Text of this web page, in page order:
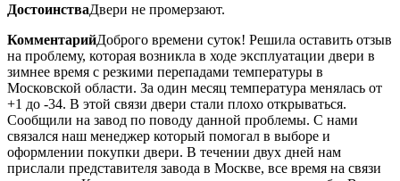
ДостоинстваДвери не промерзают.
КомментарийДоброго времени суток! Решила оставить отзыв
на проблему, которая возникла в ходе эксплуатации двери в
зимнее время с резкими перепадами температуры в
Московской области. За один месяц температура менялась от
+1 до -34. В этой связи двери стали плохо открываться.
Сообщили на завод по поводу данной проблемы. С нами
связался наш менеджер который помогал в выборе и
оформлении покупки двери. В течении двух дней нам
прислали представителя завода в Москве, все время на связи